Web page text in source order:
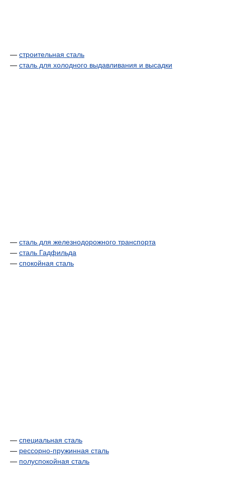
— строительная сталь
— сталь для холодного выдавливания и высадки
— сталь для железнодорожного транспорта
— сталь Гадфильда
— спокойная сталь
— специальная сталь
— рессорно-пружинная сталь
— полуспокойная сталь